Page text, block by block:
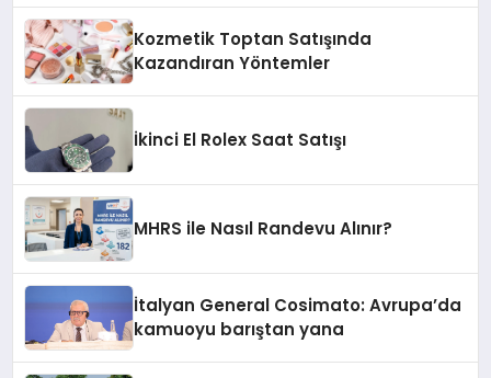
Kozmetik Toptan Satışında
Kazandıran Yöntemler
İkinci El Rolex Saat Satışı
MHRS ile Nasıl Randevu Alınır?
İtalyan General Cosimato: Avrupa’da
kamuoyu barıştan yana